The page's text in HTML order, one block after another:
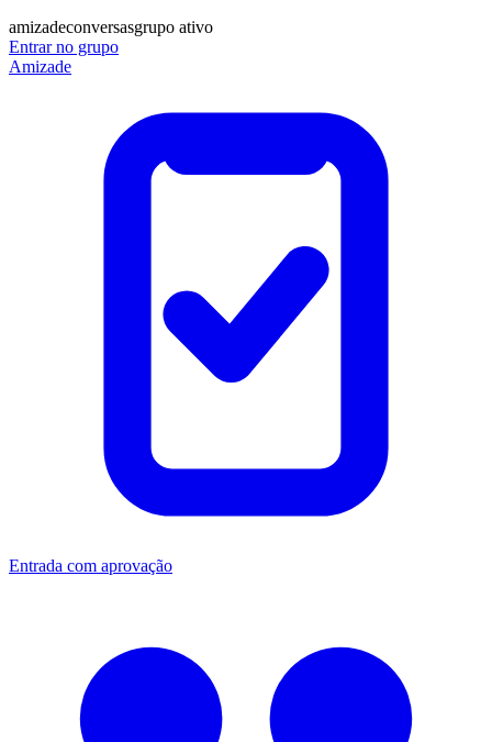
amizadeconversasgrupo ativo
Entrar no grupo
Amizade
Entrada com aprovação